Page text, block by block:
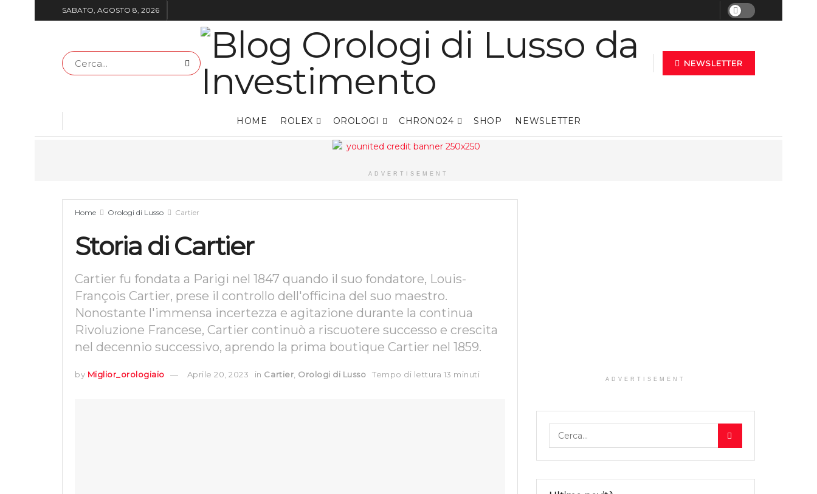
SABATO, AGOSTO 8, 2026
NEWSLETTER
HOME ROLEX OROLOGI CHRONO24 SHOP NEWSLETTER
ADVERTISEMENT
Home Orologi di Lusso Cartier
Storia di Cartier
Cartier fu fondata a Parigi nel 1847 quando il suo fondatore, Louis-
François Cartier, prese il controllo dell'officina del suo maestro.
Nonostante l'immensa incertezza e agitazione durante la continua
Rivoluzione Francese, Cartier continuò a riscuotere successo e crescita
nel decennio successivo, aprendo la prima boutique Cartier nel 1859.
by Miglior_orologiaio Aprile 20, 2023 in Cartier, Orologi di Lusso Tempo di lettura 13 minuti ADVERTISEMENT